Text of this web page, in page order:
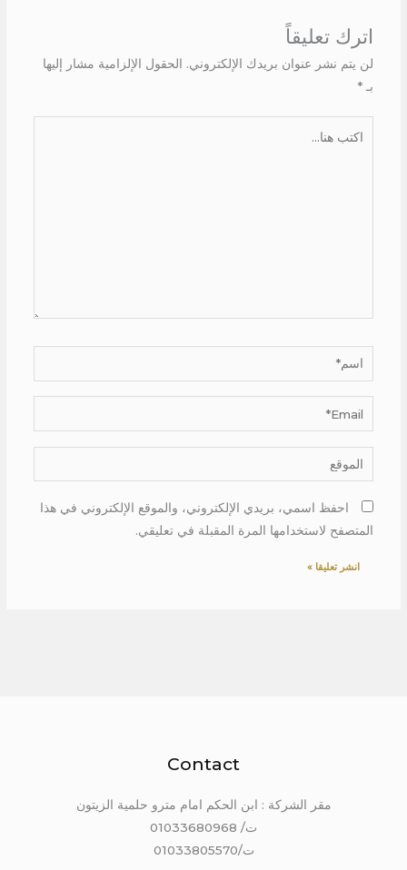
اترك تعليقاً
لن يتم نشر عنوان بريدك الإلكتروني. الحقول الإلزامية مشار إليها
بـ *
اسم*
Email*
الموقع
احفظ اسمي، بريدي الإلكتروني، والموقع الإلكتروني في هذا
المتصفح لاستخدامها المرة المقبلة في تعليقي.
Contact
مقر الشركة : ابن الحكم امام مترو حلمية الزيتون
ت/ 01033680968
ت/01033805570